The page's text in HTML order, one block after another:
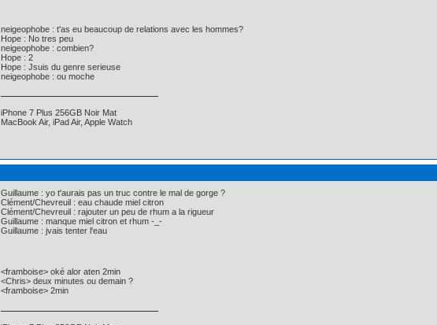
neigeophobe : t'as eu beaucoup de relations avec les hommes?
Hope : No tres peu
neigeophobe : combien?
Hope : 2
Hope : Jsuis du genre serieuse
neigeophobe : ou moche
iPhone 7 Plus 256GB Noir Mat
MacBook Air, iPad Air, Apple Watch
Guillaume : yo t'aurais pas un truc contre le mal de gorge ?
Clément/Chevreuil : eau chaude miel citron
Clément/Chevreuil : rajouter un peu de rhum a la rigueur
Guillaume : manque miel citron et rhum -_-
Guillaume : jvais tenter l'eau
<framboise> oké alor aten 2min
<Chris> deux minutes ou demain ?
<framboise> 2min